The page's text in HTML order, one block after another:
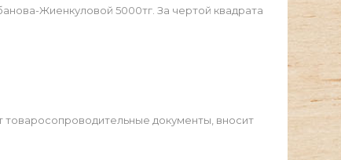
Жиенкуловой 5000тг. За чертой квадрата
товаросопроводительные документы, вносит